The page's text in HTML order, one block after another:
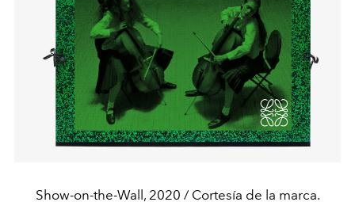
Show-on-the-Wall, 2020 / Cortesía de la marca.